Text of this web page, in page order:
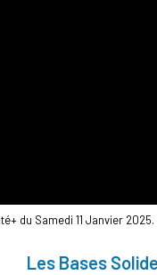
du Samedi 11 Janvier
Les Bases